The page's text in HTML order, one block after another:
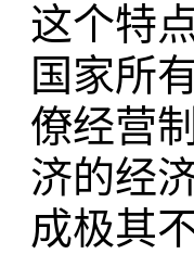
这个特
国家所
僚经营
济的经
成极其